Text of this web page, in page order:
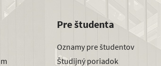
Pre študenta
Oznamy pre študentov
Študijný poriadok